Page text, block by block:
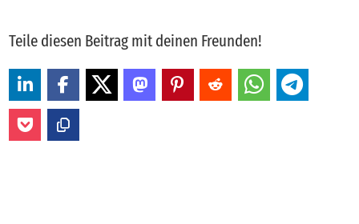
Teile diesen Beitrag mit deinen Freunden!